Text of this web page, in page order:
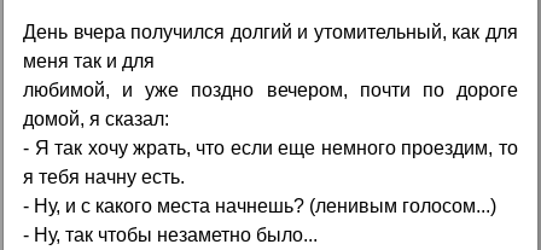
День вчера получился долгий и утомительный, как для
меня так и для
любимой, и уже поздно вечером, почти по дороге
домой, я сказал:
- Я так хочу жрать, что если еще немного проездим, то
я тебя начну есть.
- Ну, и с какого места начнешь? (ленивым голосом...)
- Ну, так чтобы незаметно было...